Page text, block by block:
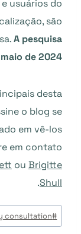
usuários do
são
A pesquisa
de 2024
desta
o blog se
em vê-los.
em contato
ou Brigitte
Shull
.
وسوم
المقال:
#
consultation